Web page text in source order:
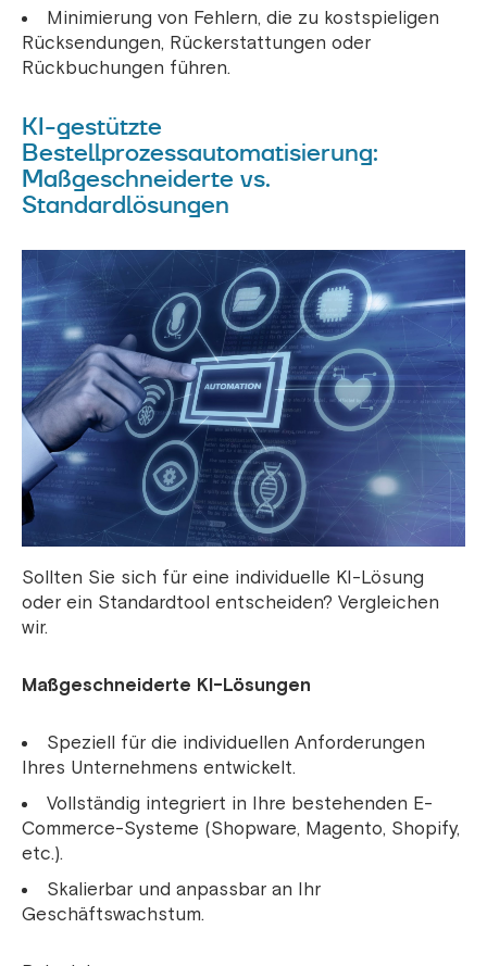
Minimierung von Fehlern, die zu kostspieligen
Rücksendungen, Rückerstattungen oder
Rückbuchungen führen.
KI-gestützte
Bestellprozessautomatisierung:
Maßgeschneiderte vs.
Standardlösungen
Sollten Sie sich für eine individuelle KI-Lösung
oder ein Standardtool entscheiden? Vergleichen
wir.
Maßgeschneiderte KI-Lösungen
Speziell für die individuellen Anforderungen
Ihres Unternehmens entwickelt.
Vollständig integriert in Ihre bestehenden E-
Commerce-Systeme (Shopware, Magento, Shopify,
etc.).
Skalierbar und anpassbar an Ihr
Geschäftswachstum.